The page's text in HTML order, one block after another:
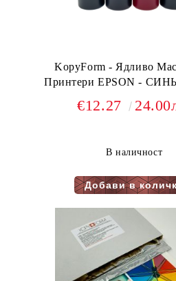
KopyForm - Ядливо
€12.27
В наличност